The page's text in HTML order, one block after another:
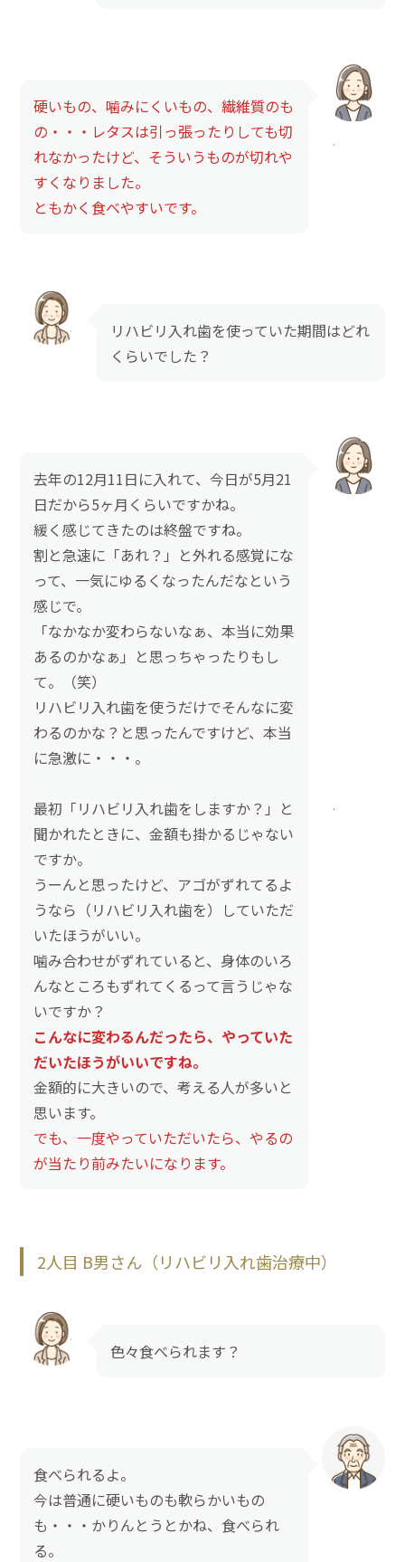
硬いもの、噛みにくいもの、繊維質のも
の・・・レタスは引っ張ったりしても切
れなかったけど、そういうものが切れや
すくなりました。
ともかく食べやすいです。
リハビリ入れ歯を使っていた期間はどれ
くらいでした？
去年の12月11日に入れて、今日が5月21
日だから5ヶ月くらいですかね。
緩く感じてきたのは終盤ですね。
割と急速に「あれ？」と外れる感覚にな
って、一気にゆるくなったんだなという
感じで。
「なかなか変わらないなぁ、本当に効果
あるのかなぁ」と思っちゃったりもし
て。（笑）
リハビリ入れ歯を使うだけでそんなに変
わるのかな？と思ったんですけど、本当
に急激に・・・。
最初「リハビリ入れ歯をしますか？」と
聞かれたときに、金額も掛かるじゃない
ですか。
うーんと思ったけど、アゴがずれてるよ
うなら（リハビリ入れ歯を）していただ
いたほうがいい。
噛み合わせがずれていると、身体のいろ
んなところもずれてくるって言うじゃな
いですか？
こんなに変わるんだったら、やっていた
だいたほうがいいですね。
金額的に大きいので、考える人が多いと
思います。
でも、一度やっていただいたら、やるの
が当たり前みたいになります。
2人目 B男さん（リハビリ入れ歯治療中）
色々食べられます？
食べられるよ。
今は普通に硬いものも軟らかいもの
も・・・かりんとうとかね、食べられ
る。